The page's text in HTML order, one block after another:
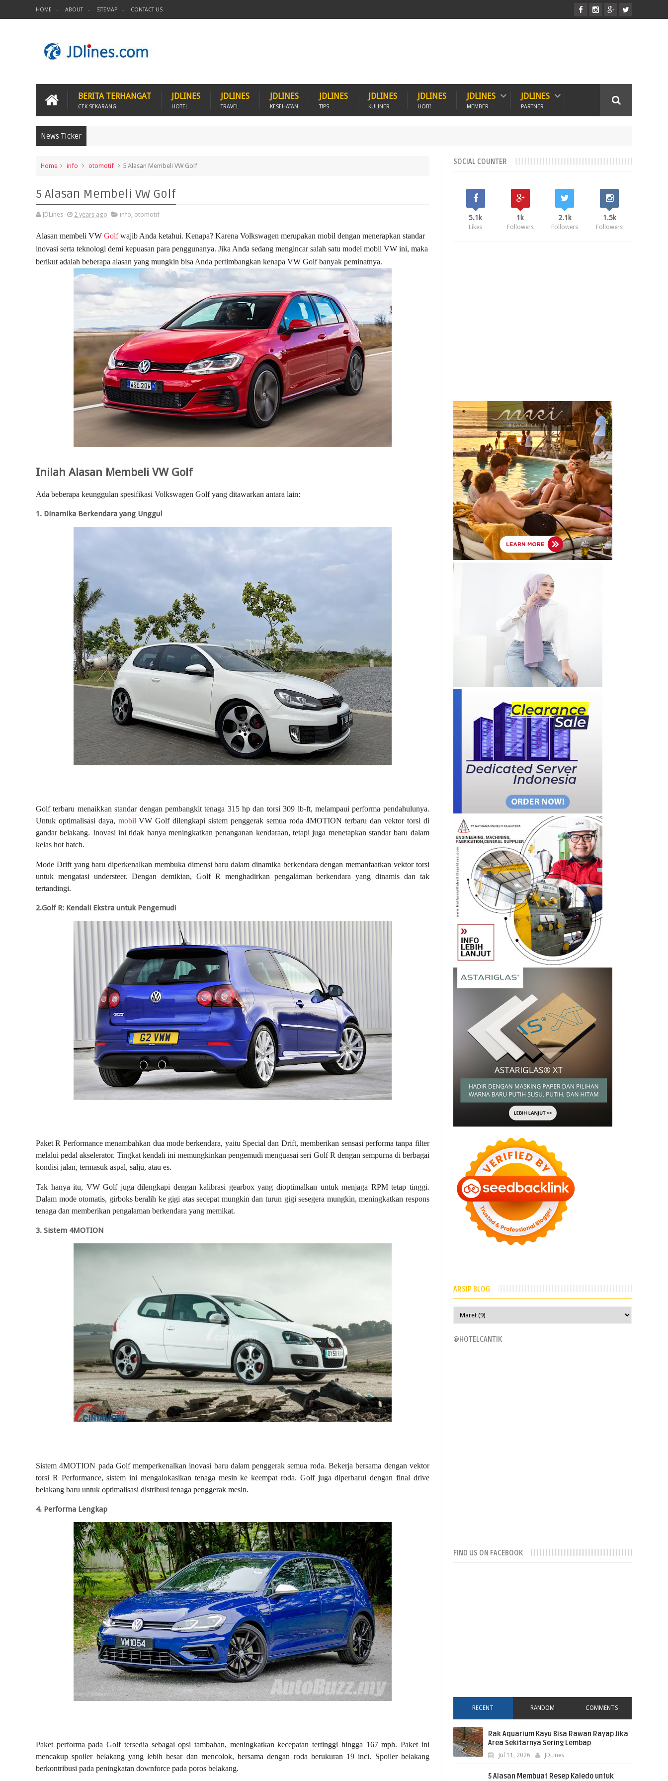
HOME ABOUT SITEMAP CONTACT US
BERITA TERHANGAT
CEK SEKARANG
JDLINES
HOTEL
JDLINES
TRAVEL
JDLINES
KESEHATAN
JDLINES
TIPS
JDLINES
KULINER
JDLINES
HOBI
JDLINES
MEMBER
JDLINES
PARTNER
News Ticker
Home info otomotif 5 Alasan Membeli VW Golf
5 Alasan Membeli VW Golf
JDLines 2 years ago info, otomotif
Alasan membeli VW Golfwajib Anda ketahui. Kenapa? Karena Volkswagen merupakan mobil dengan menerapkan standar
inovasi serta teknologi demi kepuasan para penggunanya. Jika Anda sedang mengincar salah satu model mobil VW ini, maka
berikut adalah beberapa alasan yang mungkin bisa Anda pertimbangkan kenapa VW Golf banyak peminatnya.
Inilah Alasan Membeli VW Golf
Ada beberapa keunggulan spesifikasi Volkswagen Golf yang ditawarkan antara lain:
1. Dinamika Berkendara yang Unggul
Golf terbaru menaikkan standar dengan pembangkit tenaga 315 hp dan torsi 309 lb-ft, melampaui performa pendahulunya.
Untuk optimalisasi daya, mobil VW Golf dilengkapi sistem penggerak semua roda 4MOTION terbaru dan vektor torsi di
gandar belakang. Inovasi ini tidak hanya meningkatkan penanganan kendaraan, tetapi juga menetapkan standar baru dalam
kelas hot hatch.
Mode Drift yang baru diperkenalkan membuka dimensi baru dalam dinamika berkendara dengan memanfaatkan vektor torsi
untuk mengatasi understeer. Dengan demikian, Golf R menghadirkan pengalaman berkendara yang dinamis dan tak
tertandingi.
2.Golf R: Kendali Ekstra untuk Pengemudi
Paket R Performance menambahkan dua mode berkendara, yaitu Special dan Drift, memberikan sensasi performa tanpa filter
melalui pedal akselerator. Tingkat kendali ini memungkinkan pengemudi menguasai seri Golf R dengan sempurna di berbagai
kondisi jalan, termasuk aspal, salju, atau es.
Tak hanya itu, VW Golf juga dilengkapi dengan kalibrasi gearbox yang dioptimalkan untuk menjaga RPM tetap tinggi.
Dalam mode otomatis, girboks beralih ke gigi atas secepat mungkin dan turun gigi sesegera mungkin, meningkatkan respons
tenaga dan memberikan pengalaman berkendara yang memikat.
3. Sistem 4MOTION
Sistem 4MOTION pada Golf memperkenalkan inovasi baru dalam penggerak semua roda. Bekerja bersama dengan vektor
torsi R Performance, sistem ini mengalokasikan tenaga mesin ke keempat roda. Golf juga diperbarui dengan final drive
belakang baru untuk optimalisasi distribusi tenaga penggerak mesin.
4. Performa Lengkap
Paket performa pada Golf tersedia sebagai opsi tambahan, meningkatkan kecepatan tertinggi hingga 167 mph. Paket ini
mencakup spoiler belakang yang lebih besar dan mencolok, bersama dengan roda berukuran 19 inci. Spoiler belakang
berkontribusi pada peningkatan downforce pada poros belakang.
SOCIAL COUNTER
5.1k
Likes
1k
Followers
2.1k
Followers
1.5k
Followers
ARSIP BLOG
@HOTELCANTIK
FIND US ON FACEBOOK
RECENT RANDOM COMMENTS
Rak Aquarium Kayu Bisa Rawan Rayap Jika
Area Sekitarnya Sering Lembap
Jul 11, 2026 JDLines
5 Alasan Membuat Resep Kaledo untuk